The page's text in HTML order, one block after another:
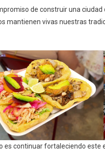
de construir una
mantienen vivas nuestras
es continuar fortaleciendo